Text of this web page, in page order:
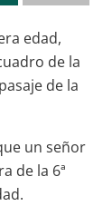
edad,
de la
de la
un señor
de la 6ª